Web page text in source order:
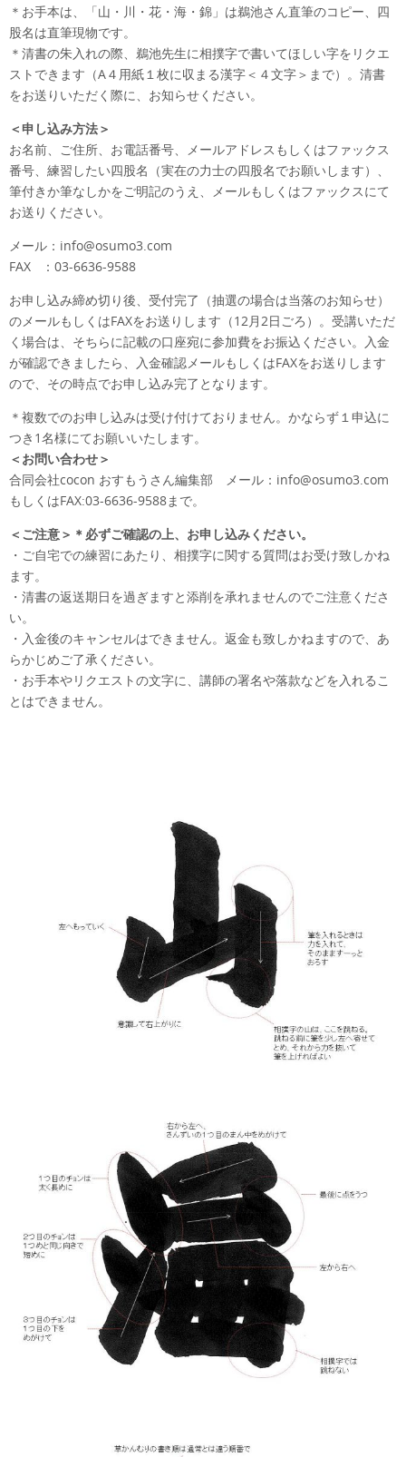
＊お手本は、「山・川・花・海・錦」は鵜池さん直筆のコピー、四
股名は直筆現物です。
＊清書の朱入れの際、鵜池先生に相撲字で書いてほしい字をリクエ
ストできます（A４用紙１枚に収まる漢字＜４文字＞まで）。清書
をお送りいただく際に、お知らせください。
＜申し込み方法＞
お名前、ご住所、お電話番号、メールアドレスもしくはファックス
番号、練習したい四股名（実在の力士の四股名でお願いします）、
筆付きか筆なしかをご明記のうえ、メールもしくはファックスにて
お送りください。
メール：info@osumo3.com
FAX ：03-6636-9588
お申し込み締め切り後、受付完了（抽選の場合は当落のお知らせ）
のメールもしくはFAXをお送りします（12月2日ごろ）。受講いただ
く場合は、そちらに記載の口座宛に参加費をお振込ください。入金
が確認できましたら、入金確認メールもしくはFAXをお送りします
ので、その時点でお申し込み完了となります。
＊複数でのお申し込みは受け付けておりません。かならず１申込に
つき1名様にてお願いいたします。
＜お問い合わせ＞
合同会社cocon おすもうさん編集部 メール：info@osumo3.com
もしくはFAX:03-6636-9588まで。
＜ご注意＞ ＊必ずご確認の上、お申し込みください。
・ご自宅での練習にあたり、相撲字に関する質問はお受け致しかね
ます。
・清書の返送期日を過ぎますと添削を承れませんのでご注意くださ
い。
・入金後のキャンセルはできません。返金も致しかねますので、あ
らかじめご了承ください。
・お手本やリクエストの文字に、講師の署名や落款などを入れるこ
とはできません。